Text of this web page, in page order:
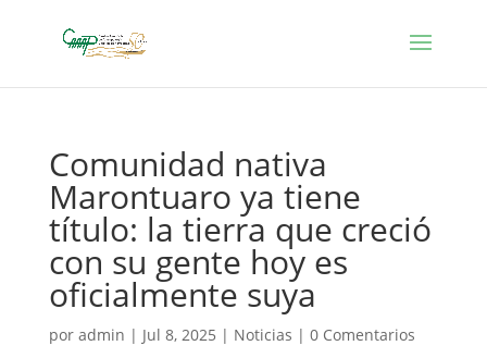
Comunidad nativa
Marontuaro ya tiene
título: la tierra que creció
con su gente hoy es
oficialmente suya
por admin | Jul 8, 2025 | Noticias | 0 Comentarios